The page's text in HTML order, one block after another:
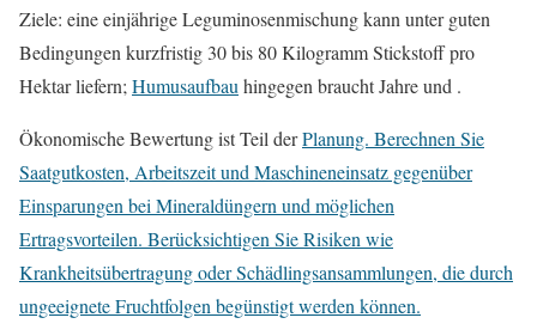
Ziele: eine einjährige Leguminosenmischung kann unter guten
Bedingungen kurzfristig 30 bis 80 Kilogramm Stickstoff pro
Hektar liefern;Humusaufbauhingegen braucht Jahre und .
Ökonomische Bewertung ist Teil derPlanung. Berechnen Sie
Saatgutkosten, Arbeitszeit und Maschineneinsatz gegenüber
Einsparungen bei Mineraldüngern und möglichen
Ertragsvorteilen. Berücksichtigen Sie Risiken wie
Krankheitsübertragung oder Schädlingsansammlungen, die durch
ungeeignete Fruchtfolgen begünstigt werden können.